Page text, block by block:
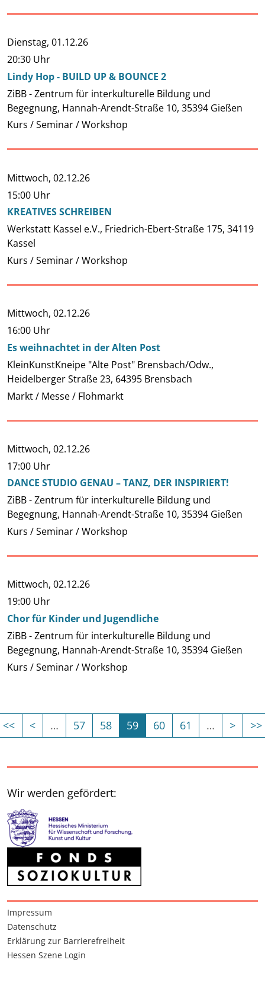
Dienstag, 01.12.26
20:30 Uhr
Lindy Hop - BUILD UP & BOUNCE 2
ZiBB - Zentrum für interkulturelle Bildung und
Begegnung, Hannah-Arendt-Straße 10, 35394 Gießen
Kurs / Seminar / Workshop
Mittwoch, 02.12.26
15:00 Uhr
KREATIVES SCHREIBEN
Werkstatt Kassel e.V., Friedrich-Ebert-Straße 175, 34119
Kassel
Kurs / Seminar / Workshop
Mittwoch, 02.12.26
16:00 Uhr
Es weihnachtet in der Alten Post
KleinKunstKneipe "Alte Post" Brensbach/Odw.,
Heidelberger Straße 23, 64395 Brensbach
Markt / Messe / Flohmarkt
Mittwoch, 02.12.26
17:00 Uhr
DANCE STUDIO GENAU – TANZ, DER INSPIRIERT!
ZiBB - Zentrum für interkulturelle Bildung und
Begegnung, Hannah-Arendt-Straße 10, 35394 Gießen
Kurs / Seminar / Workshop
Mittwoch, 02.12.26
19:00 Uhr
Chor für Kinder und Jugendliche
ZiBB - Zentrum für interkulturelle Bildung und
Begegnung, Hannah-Arendt-Straße 10, 35394 Gießen
Kurs / Seminar / Workshop
<<Erste Seite
<Vorherige Seite
… 57 58 59(Aktuelle Seite)
60 61 … > >>
Wir werden gefördert:
Interessante Seiten
Impressum
Datenschutz
Erklärung zur Barrierefreiheit
Hessen Szene Login